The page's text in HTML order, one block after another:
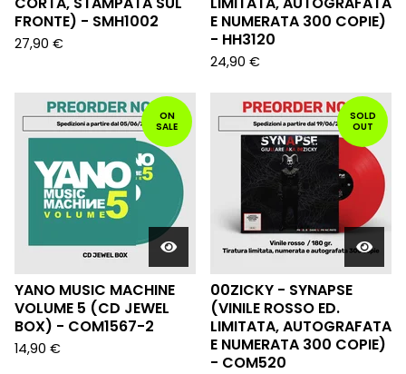
FRONTE) - SMH1002
27,90 €
E NUMERATA 300 COPIE)
- HH3120
24,90 €
ON
SALE
YANO MUSIC MACHINE
VOLUME 5 (CD JEWEL
BOX) - COM1567-2
14,90 €
SOLD
OUT
00ZICKY - SYNAPSE
(VINILE ROSSO ED.
LIMITATA, AUTOGRAFATA
E NUMERATA 300 COPIE)
- COM520